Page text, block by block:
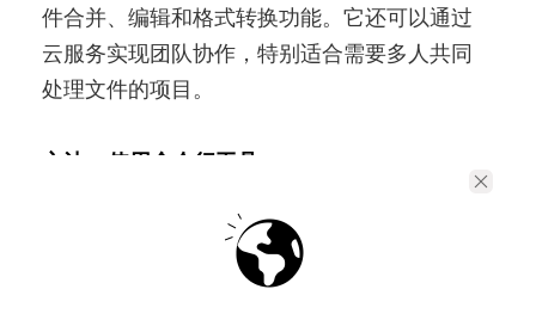
件合并、编辑和格式转换功能。它还可以通过
云服务实现团队协作，特别适合需要多人共同
处理文件的项目。
方法3. 使用命令行工具
对于技术用户或开发人员，使用命令行工具合
并PDF文件是一种快速又高效的方式。以下是一